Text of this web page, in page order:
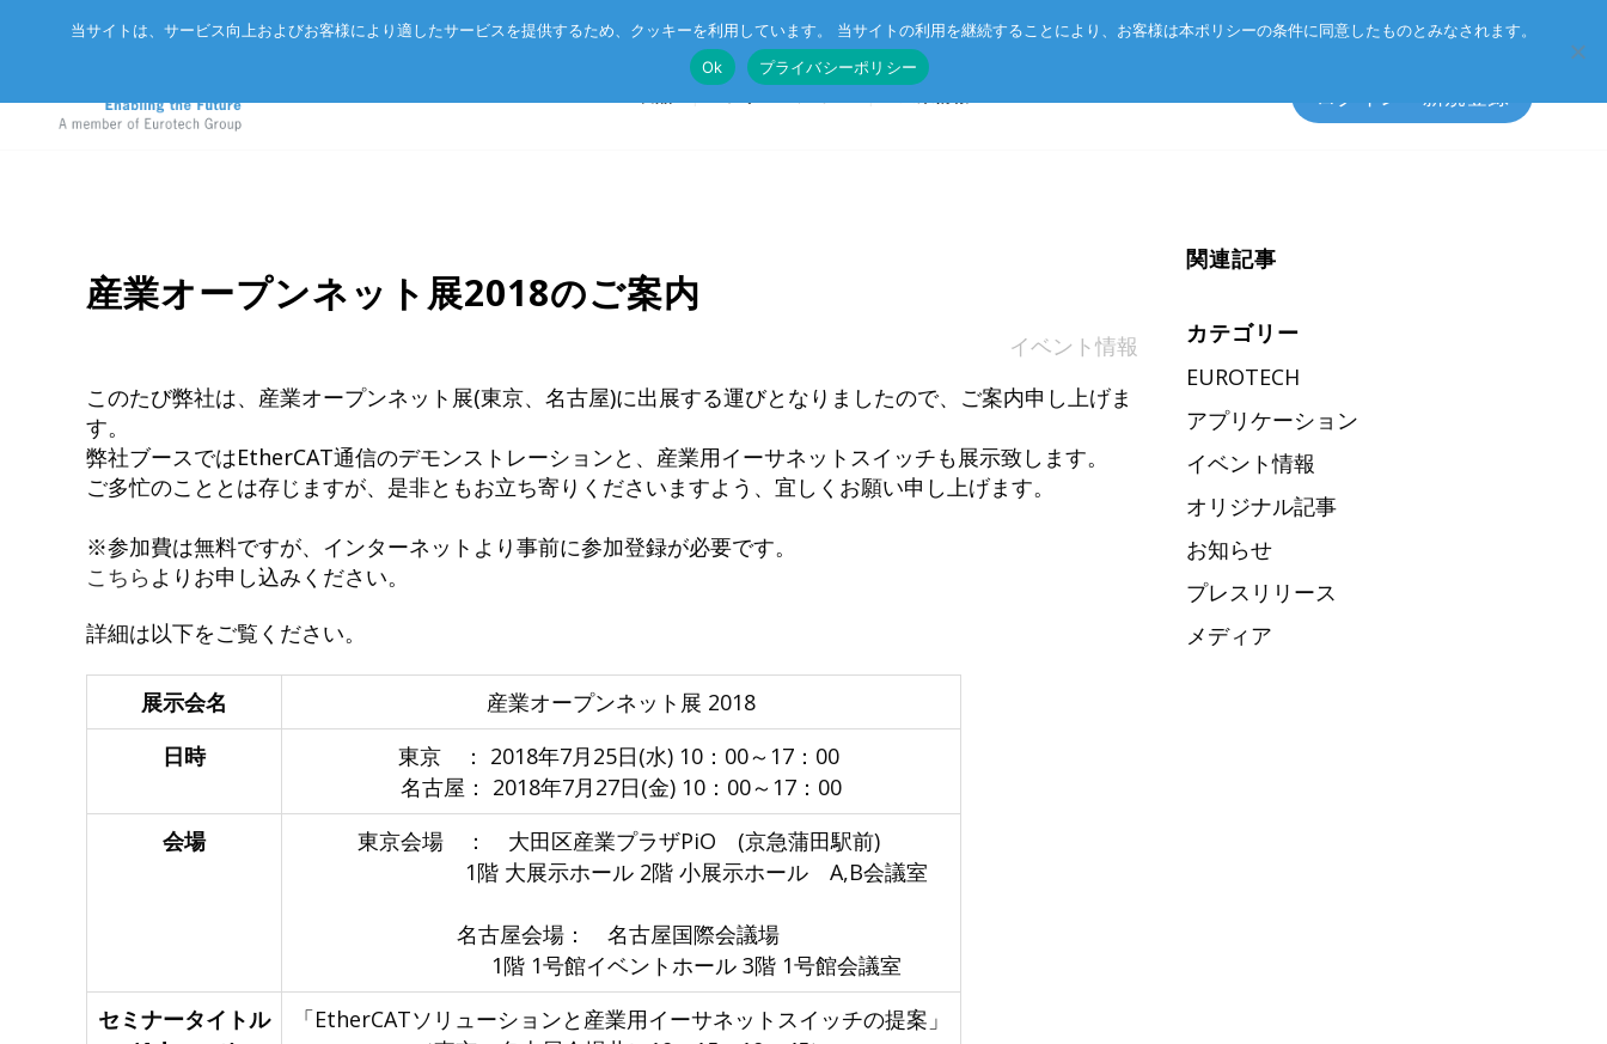
Eurotechグループ お客様サポート お問い合わせ
ログイン・新規登録
サーバー
LoRaWAN®対応IoTノード
CC-Link IE TSN
ARCNET
イーサネットスイッチ
マザーボード
I/Oボード
シリアルボード
エッジソフトウェア
総合カタログのダウンロード
製品検索
企業向けAI
産業用ネットワーク
ラピッドプロトタイピング
会社概要
アクセス
リクルート
マネジメント方針
産業オープンネット展2018のご案内
イベント情報
このたび弊社は、産業オープンネット展(東京、名古屋)に出展する運びとなりましたので、ご案内申し上げま
す。
弊社ブースではEtherCAT通信のデモンストレーションと、産業用イーサネットスイッチも展示致します。
ご多忙のこととは存じますが、是非ともお立ち寄りくださいますよう、宜しくお願い申し上げます。
※参加費は無料ですが、インターネットより事前に参加登録が必要です。
こちら よりお申し込みください。
詳細は以下をご覧ください。
展示会名
産業オープンネット展 2018
日時
東京 ： 2018年7月25日(水) 10：00～17：00
名古屋： 2018年7月27日(金) 10：00～17：00
会場
東京会場 ： 大田区産業プラザPiO (京急蒲田駅前)
1階 大展示ホール 2階 小展示ホール A,B会議室
名古屋会場： 名古屋国際会議場
1階 1号館イベントホール 3階 1号館会議室
セミナータイトル
「EtherCATソリューションと産業用イーサネットスイッチの提案」
関連記事
カテゴリー
EUROTECH
アプリケーション
イベント情報
オリジナル記事
お知らせ
プレスリリース
メディア
当サイトは、サービス向上およびお客様により適したサービスを提供するため、クッキーを利用しています。 当サイトの利用を継続することにより、お客様は本ポリシーの条件に同意したものとみなされます。
Ok
プライバシーポリシー